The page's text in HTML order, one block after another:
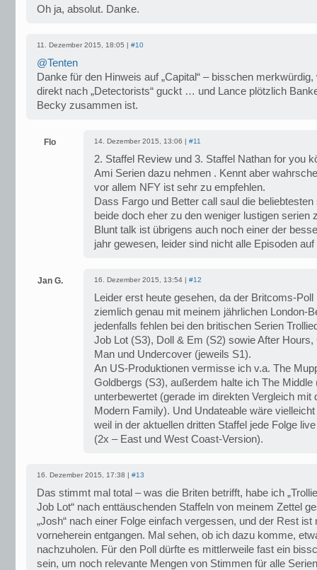
Oh ja, absolut. Danke.
11. Dezember 2015, 18:05 | #10
@Tenten
Danke für den Hinweis auf „Capital“ – bisschen
direkt nach „Detectorists“ guckt … und Lance plötzlich
Becky zusammen ist.
Flo 14. Dezember 2015, 13:06 | #11
2. Staffel Review und 3. Staffel Nathan for you
Ami Serien dazu nehmen . Kennt aber
vor allem NFY ist sehr zu empfehlen.
Dass Fargo und Better call saul die
beide doch eher zu den weniger lustigen serien
Blunt talk ist übrigens auch noch einer der
jahr gewesen, leider sind nicht alle Episoden
Jan G. 16. Dezember 2015, 13:54 | #12
Leider erst heute gesehen, da der Britcoms-
ziemlich genau mit meinem jährlichen London-
jedenfalls fehlen bei den britischen Serien
Job Lot (S3), Doll & Em (S2) sowie After
Man und Undercover (jeweils S1).
An US-Produktionen vermisse ich v.a. The
Goldbergs (S3), außerdem halte ich The
unterbewertet (gerade im direkten Vergleich mit
Modern Family). Und Undateable wäre
weil in der aktuellen dritten Staffel jede Folge
(2x – East und West Coast-Version).
16. Dezember 2015, 17:38 | #13
Das stimmt mal total – was die Briten betrifft, habe ich
Job Lot“ nach enttäuschenden Staffeln von meinem Zettel
„Josh“ nach einer Folge einfach vergessen, und der Rest ist
vorneherein entgangen. Mal sehen, ob ich dazu komme,
nachzuholen. Für den Poll dürfte es mittlerweile fast ein
sein, um noch relevante Mengen von Stimmen für alle